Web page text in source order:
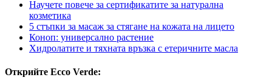
Научете повече за сертификатите за натурална
козметика
5 стъпки за масаж за стягане на кожата на лицето
Коноп: универсално растение
Хидролатите и тяхната връзка с етеричните масла
Открийте Ecco Verde: